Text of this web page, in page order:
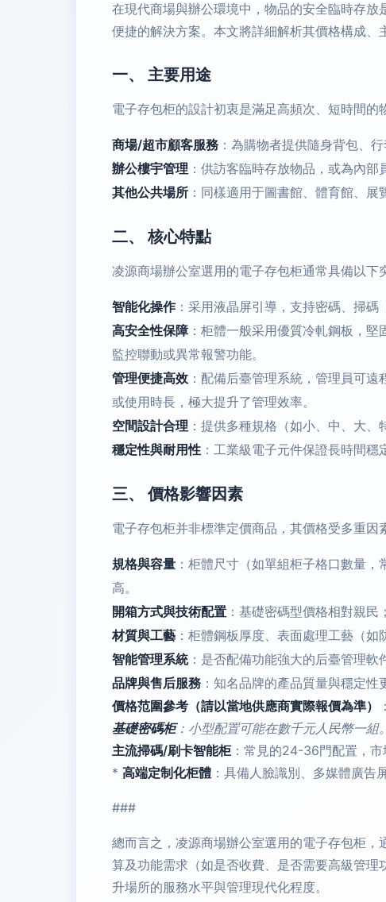
在現代商場與辦公環境中，物品的安全臨時存
便捷的解決方案。本文將詳細解析其價格構成、
一、 主要用途
電子存包柜的設計初衷是滿足高頻次、短時間的
商場/超市顧客服務 ：為購物者提供隨身背包、
辦公樓宇管理 ：供訪客臨時存放物品，或為內
其他公共場所 ：同樣適用于圖書館、體育館、展
二、 核心特點
凌源商場辦公室選用的電子存包柜通常具備以下
智能化操作：采用液晶屏引導，支持密碼、掃碼
高安全性保障：柜體一般采用優質冷軋鋼板，堅
監控聯動或異常報警功能。
管理便捷高效 ：配備后臺管理系統，管理員可
或使用時長，極大提升了管理效率。
空間設計合理 ：提供多種規格（如小、中、大
穩定性與耐用性 ：工業級電子元件保證長時間
三、 價格影響因素
電子存包柜并非標準定價商品，其價格受多重因
規格與容量 ：柜體尺寸（如單組柜子格口數量
高。
開箱方式與技術配置 ：基礎密碼型價格相對親
材質與工藝 ：柜體鋼板厚度、表面處理工藝（
智能管理系統：是否配備功能強大的后臺管理軟
品牌與售后服務 ：知名品牌的產品質量與穩定
價格范圍參考（請以當地供應商實際報價為準）
：
基礎密碼柜：小型配置可能在數千元人民幣一組。
主流掃碼/刷卡智能柜：常見的24-36門配置，市
* 高端定制化柜體 ：具備人臉識別、多媒體廣告
###
總而言之，凌源商場辦公室選用的電子存包柜
算及功能需求（如是否收費、是否需要高級管
升場所的服務水平與管理現代化程度。